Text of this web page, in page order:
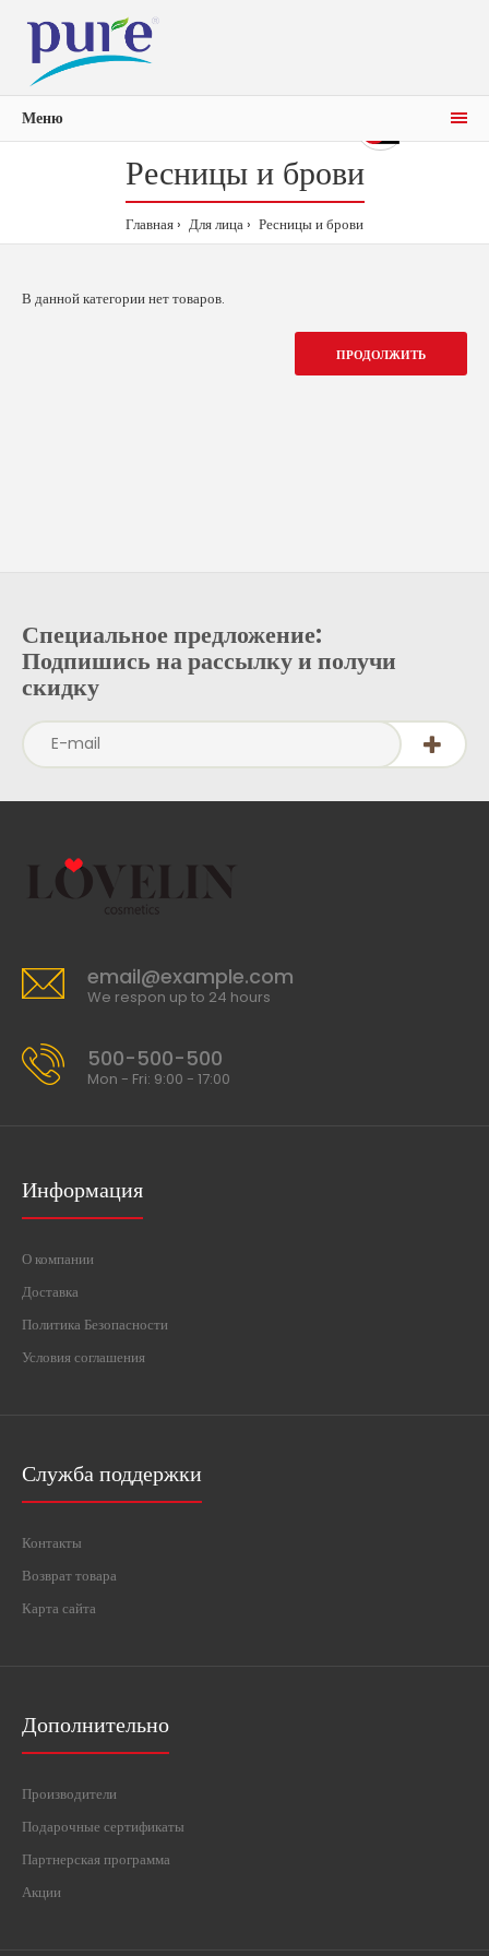
Меню
Ресницы и брови
Главная Для лица Ресницы и брови
В данной категории нет товаров.
ПРОДОЛЖИТЬ
Специальное предложение:
Подпишись на рассылку и получи
скидку
email@example.com
We respon up to 24 hours
500-500-500
Mon - Fri: 9:00 - 17:00
Информация
О компании
Доставка
Политика Безопасности
Условия соглашения
Служба поддержки
Контакты
Возврат товара
Карта сайта
Дополнительно
Производители
Подарочные сертификаты
Партнерская программа
Акции